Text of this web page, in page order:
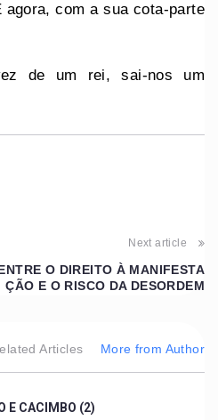
agora, com a sua cota-parte
de um rei, sai-nos um
Next article
O DIREITO À MANIFESTA
ÇÃO E O RISCO DA DESORDEM
Articles More from Author
E CACIMBO (2)